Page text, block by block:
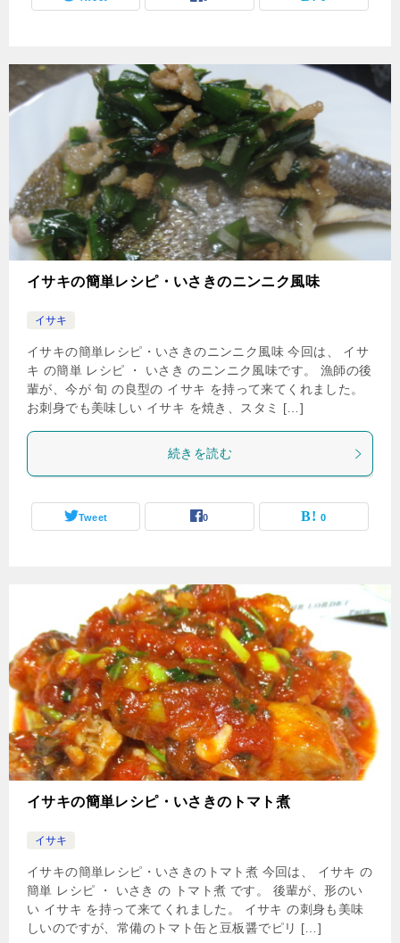
イサキの簡単レシピ・いさきのニンニク風味
イサキ
イサキの簡単レシピ・いさきのニンニク風味 今回は、 イサ
キ の簡単 レシピ ・ いさき のニンニク風味です。 漁師の後
輩が、今が 旬 の良型の イサキ を持って来てくれました。
お刺身でも美味しい イサキ を焼き、スタミ […]
続きを読む
Tweet 0 0
イサキの簡単レシピ・いさきのトマト煮
イサキ
イサキの簡単レシピ・いさきのトマト煮 今回は、 イサキ の
簡単 レシピ ・ いさき の トマト煮 です。 後輩が、形のい
い イサキ を持って来てくれました。 イサキ の刺身も美味
しいのですが、常備のトマト缶と豆板醤でピリ […]